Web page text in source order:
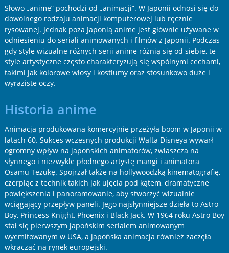
Słowo „anime” pochodzi od „animacji”. W Japonii odnosi się do
dowolnego rodzaju animacji komputerowej lub ręcznie
rysowanej. Jednak poza Japonią anime jest głównie używane w
odniesieniu do seriali animowanych i filmów z Japonii. Podczas
gdy style wizualne różnych serii anime różnią się od siebie, te
style artystyczne często charakteryzują się wspólnymi cechami,
takimi jak kolorowe włosy i kostiumy oraz stosunkowo duże i
wyraziste oczy.
Historia anime
Animacja produkowana komercyjnie przeżyła boom w Japonii w
latach 60. Sukces wczesnych produkcji Walta Disneya wywarł
ogromny wpływ na japońskich animatorów, zwłaszcza na
słynnego i niezwykle płodnego artystę mangi i animatora
Osamu Tezukę. Spojrzał także na hollywoodzką kinematografię,
czerpiąc z technik takich jak ujęcia pod kątem, dramatyczne
powiększenia i panoramowanie, aby stworzyć wizualnie
wciągający przepływ paneli. Jego najsłynniejsze dzieła to Astro
Boy, Princess Knight, Phoenix i Black Jack. W 1964 roku Astro Boy
stał się pierwszym japońskim serialem animowanym
wyemitowanym w USA, a japońska animacja również zaczęła
wkraczać na rynek europejski.